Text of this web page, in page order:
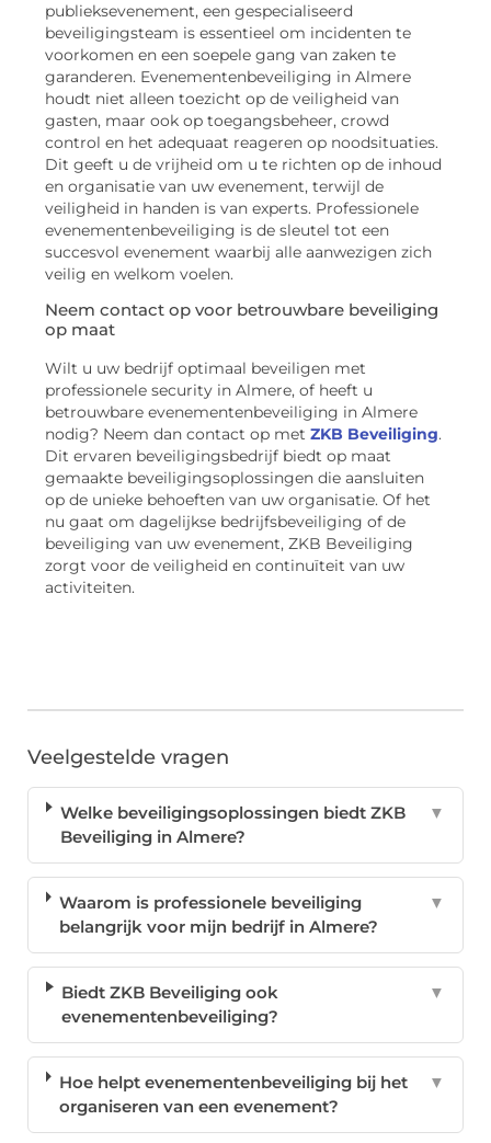
publieksevenement, een gespecialiseerd
beveiligingsteam is essentieel om incidenten te
voorkomen en een soepele gang van zaken te
garanderen. Evenementenbeveiliging in Almere
houdt niet alleen toezicht op de veiligheid van
gasten, maar ook op toegangsbeheer, crowd
control en het adequaat reageren op noodsituaties.
Dit geeft u de vrijheid om u te richten op de inhoud
en organisatie van uw evenement, terwijl de
veiligheid in handen is van experts. Professionele
evenementenbeveiliging is de sleutel tot een
succesvol evenement waarbij alle aanwezigen zich
veilig en welkom voelen.
Neem contact op voor betrouwbare beveiliging
op maat
Wilt u uw bedrijf optimaal beveiligen met
professionele security in Almere, of heeft u
betrouwbare evenementenbeveiliging in Almere
nodig? Neem dan contact op met ZKB Beveiliging.
Dit ervaren beveiligingsbedrijf biedt op maat
gemaakte beveiligingsoplossingen die aansluiten
op de unieke behoeften van uw organisatie. Of het
nu gaat om dagelijkse bedrijfsbeveiliging of de
beveiliging van uw evenement, ZKB Beveiliging
zorgt voor de veiligheid en continuïteit van uw
activiteiten.
Veelgestelde vragen
Welke beveiligingsoplossingen biedt ZKB
Beveiliging in Almere?
▼
Waarom is professionele beveiliging
belangrijk voor mijn bedrijf in Almere?
▼
Biedt ZKB Beveiliging ook
evenementenbeveiliging?
▼
Hoe helpt evenementenbeveiliging bij het
organiseren van een evenement?
▼